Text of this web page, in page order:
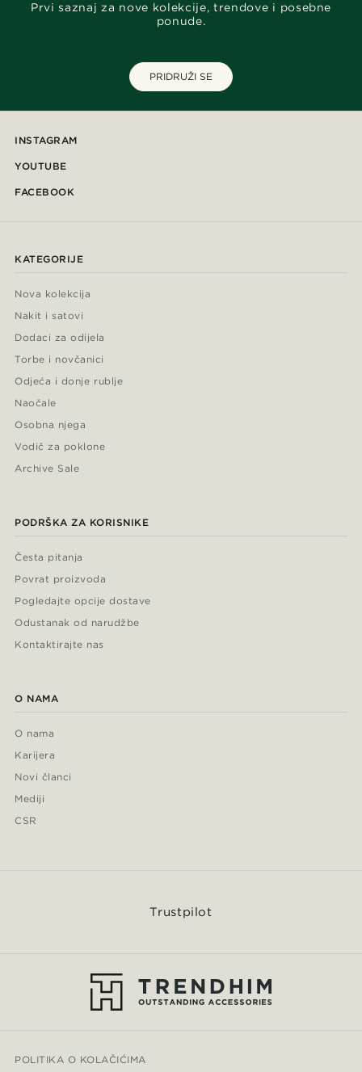
Prvi saznaj za nove kolekcije, trendove i posebne
ponude.
PRIDRUŽI SE
INSTAGRAM
YOUTUBE
FACEBOOK
KATEGORIJE
Nova kolekcija
Nakit i satovi
Dodaci za odijela
Torbe i novčanici
Odjeća i donje rublje
Naočale
Osobna njega
Vodič za poklone
Archive Sale
PODRŠKA ZA KORISNIKE
Česta pitanja
Povrat proizvoda
Pogledajte opcije dostave
Odustanak od narudžbe
Kontaktirajte nas
O NAMA
O nama
Karijera
Novi članci
Mediji
CSR
Trustpilot
POLITIKA O KOLAČIĆIMA